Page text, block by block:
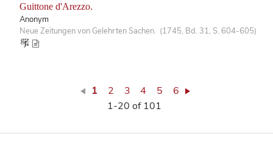
Guittone d'Arezzo.
Anonym
Neue Zeitungen von Gelehrten Sachen. (1745, Bd. 31, S. 604-605)
1 2 3 4 5
6
1-20 of 101